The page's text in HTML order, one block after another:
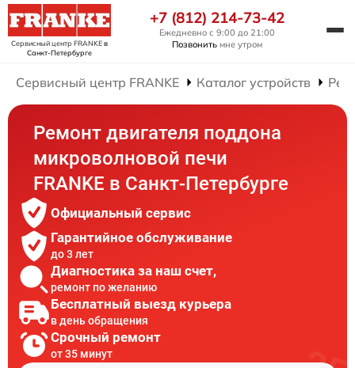
Сервисный центр FRANKEв
Санкт-Петербурге
+7 (812) 214-73-42
Ежедневно с 9:00 до 21:00
Позвонить мне утром
Сервисный центр FRANKE Каталог устройств
Ремонт двигателя поддона
микроволновой печи
FRANKE в Санкт-Петербурге
Официальный сервис
Гарантийное обслуживание
до 3 лет
Диагностика за наш счет,
ремонт по желанию
Бесплатный выезд курьера
в день обращения
Срочный ремонт
от 35 минут